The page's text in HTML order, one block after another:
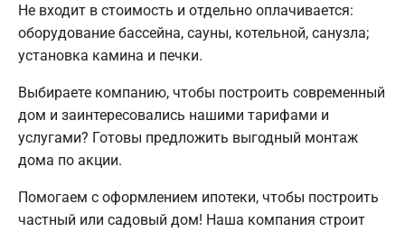
Не входит в стоимость и отдельно оплачивается:
оборудование бассейна, сауны, котельной, санузла;
установка камина и печки.
Выбираете компанию, чтобы построить современный
дом и заинтересовались нашими тарифами и
услугами? Готовы предложить выгодный монтаж
дома по акции.
Помогаем с оформлением ипотеки, чтобы построить
частный или садовый дом! Наша компания строит